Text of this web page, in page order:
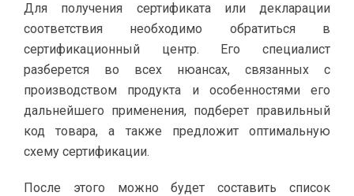
Для получения сертификата или декларации
соответствия необходимо обратиться в
сертификационный центр. Его специалист
разберется во всех нюансах, связанных с
производством продукта и особенностями его
дальнейшего применения, подберет правильный
код товара, а также предложит оптимальную
схему сертификации.
После этого можно будет составить список